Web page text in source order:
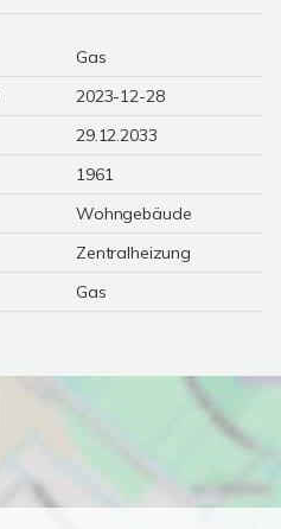
Gas
2023-12-28
29.12.2033
1961
Wohngebäude
Zentralheizung
Gas